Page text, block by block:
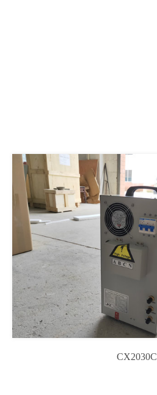
CX2030C